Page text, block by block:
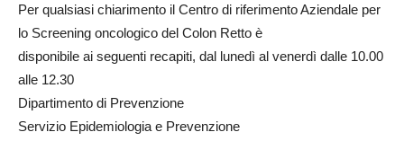
Per qualsiasi chiarimento il Centro di riferimento Aziendale per
lo Screening oncologico del Colon Retto è
disponibile ai seguenti recapiti, dal lunedì al venerdì dalle 10.00
alle 12.30
Dipartimento di Prevenzione
Servizio Epidemiologia e Prevenzione